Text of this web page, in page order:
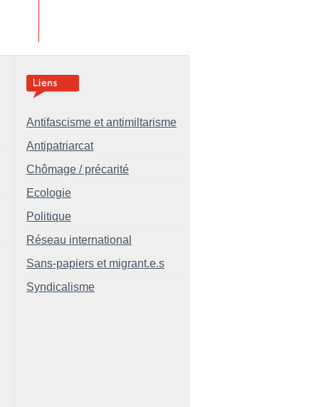
Antifascisme et antimiltarisme
Antipatriarcat
Chômage / précarité
Ecologie
Politique
Réseau international
Sans-papiers et migrant.e.s
Syndicalisme